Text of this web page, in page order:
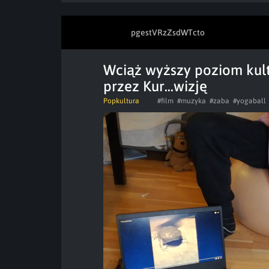
pgestVRzZsdWTcto
Wciąż wyższy poziom
przez Kur...wizję
Popkultura #film #muzyka #zaba #yogaball